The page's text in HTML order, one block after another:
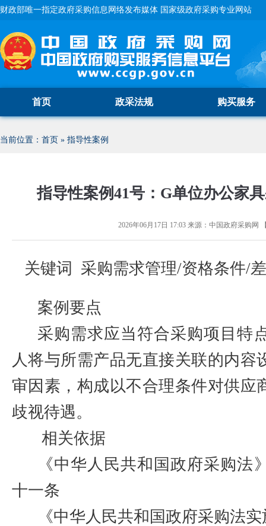
财政部唯一指定政府采购信息网络发布媒体 国家级政府采购专业网站
首页 政采法规 购买服务
当前位置： 首页 » 指导性案例
指导性案例41号：G单位办公家
2026年06月17日 17:03来源： 中国政府采购网
关键词 采购需求管理/资格条件/
案例要点
采购需求应当符合采购项目特
人将与所需产品无直接关联的内容
审因素，构成以不合理条件对供应
歧视待遇。
相关依据
《中华人民共和国政府采购法
十一条
《中华人民共和国政府采购法